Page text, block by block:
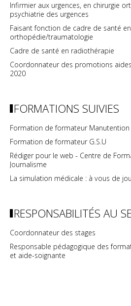
Infirmier aux urgences, en chirurgie
psychiatrie des urgences
Faisant fonction de cadre de santé en
orthopédie/traumatologie
Cadre de santé en radiothérapie
Coordonnateur des promotions
2020
FORMATIONS SUIVIES
Formation de formateur Manutention
Formation de formateur G.S.U
Rédiger pour le web - Centre de
Journalisme
La simulation médicale : à vous de
RESPONSABILITÉS AU
Coordonnateur des stages
Responsable pédagogique des
et aide-soignante